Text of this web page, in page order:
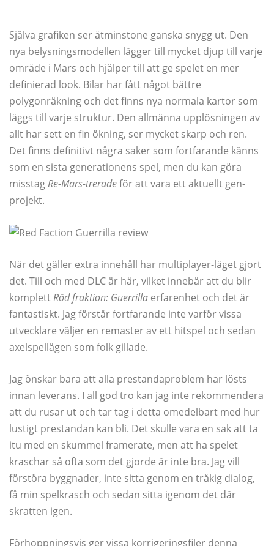
Själva grafiken ser åtminstone ganska snygg ut. Den
nya belysningsmodellen lägger till mycket djup till varje
område i Mars och hjälper till att ge spelet en mer
definierad look. Bilar har fått något bättre
polygonräkning och det finns nya normala kartor som
läggs till varje struktur. Den allmänna upplösningen av
allt har sett en fin ökning, ser mycket skarp och ren.
Det finns definitivt några saker som fortfarande känns
som en sista generationens spel, men du kan göra
misstagRe-Mars-treradeför att vara ett aktuellt gen-
projekt.
När det gäller extra innehåll har multiplayer-läget gjort
det. Till och med DLC är här, vilket innebär att du blir
komplettRöd fraktion: Guerrilla erfarenhet och det är
fantastiskt. Jag förstår fortfarande inte varför vissa
utvecklare väljer en remaster av ett hitspel och sedan
axelspellägen som folk gillade.
Jag önskar bara att alla prestandaproblem har lösts
innan leverans. I all god tro kan jag inte rekommendera
att du rusar ut och tar tag i detta omedelbart med hur
lustigt prestandan kan bli. Det skulle vara en sak att ta
itu med en skummel framerate, men att ha spelet
kraschar så ofta som det gjorde är inte bra. Jag vill
förstöra byggnader, inte sitta genom en tråkig dialog,
få min spelkrasch och sedan sitta igenom det där
skratten igen.
Förhoppningsvis ger vissa korrigeringsfiler denna